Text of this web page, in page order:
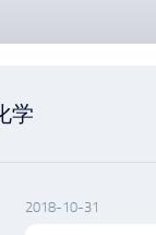
学
2018-10-31